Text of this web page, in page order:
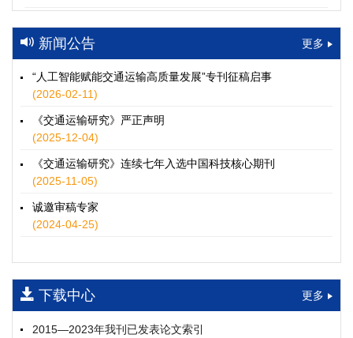
高速公路充电设施技术规划综述：场景需求、技术路线与配置
策略
2026, 12(3): 109-124.https://doi.org/10.16503/j.cnki.2095-
9931.2026.03.009
摘要 (
HTML
水运港-船多能源融合技术及集成应用——以宁波舟山港穿山港
童亮, 袁裕鹏, 袁成清, 唐道贵, 钟晓晖, 严新平
2026, 12(3): 125-136.
9931.2026.03.010
摘要 (37 ) HTML
师瑞峰, 程龙飞, 张凌志, 王亚彬, 刘状壮
2026, 12(3): 137-150.https://doi.org/10.16503/j.cnki.2095-
9931.2026.03.011
摘要 (20) HTML(18)
新闻公告 更多
“人工智能赋能交通运输高质量发展”专刊征稿启事
(2026-02-11)
《交通运输研究》严正声明
(2025-12-04)
《交通运输研究》连续七年入选中国科技核心期刊
(2025-11-05)
诚邀审稿专家
(2024-04-25)
下载中心 更多
2015—2023年我刊已发表论文索引